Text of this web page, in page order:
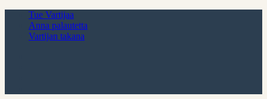
Tue Vartijaa
Anna palautetta
Vartijan takana